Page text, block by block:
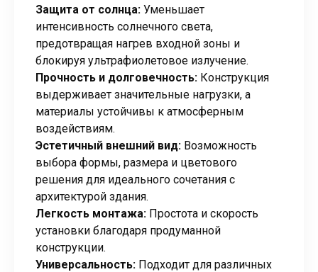
Защита от солнца: Уменьшает
интенсивность солнечного света,
предотвращая нагрев входной зоны и
блокируя ультрафиолетовое излучение.
Прочность и долговечность: Конструкция
выдерживает значительные нагрузки, а
материалы устойчивы к атмосферным
воздействиям.
Эстетичный внешний вид: Возможность
выбора формы, размера и цветового
решения для идеального сочетания с
архитектурой здания.
Легкость монтажа: Простота и скорость
установки благодаря продуманной
конструкции.
Универсальность: Подходит для различных